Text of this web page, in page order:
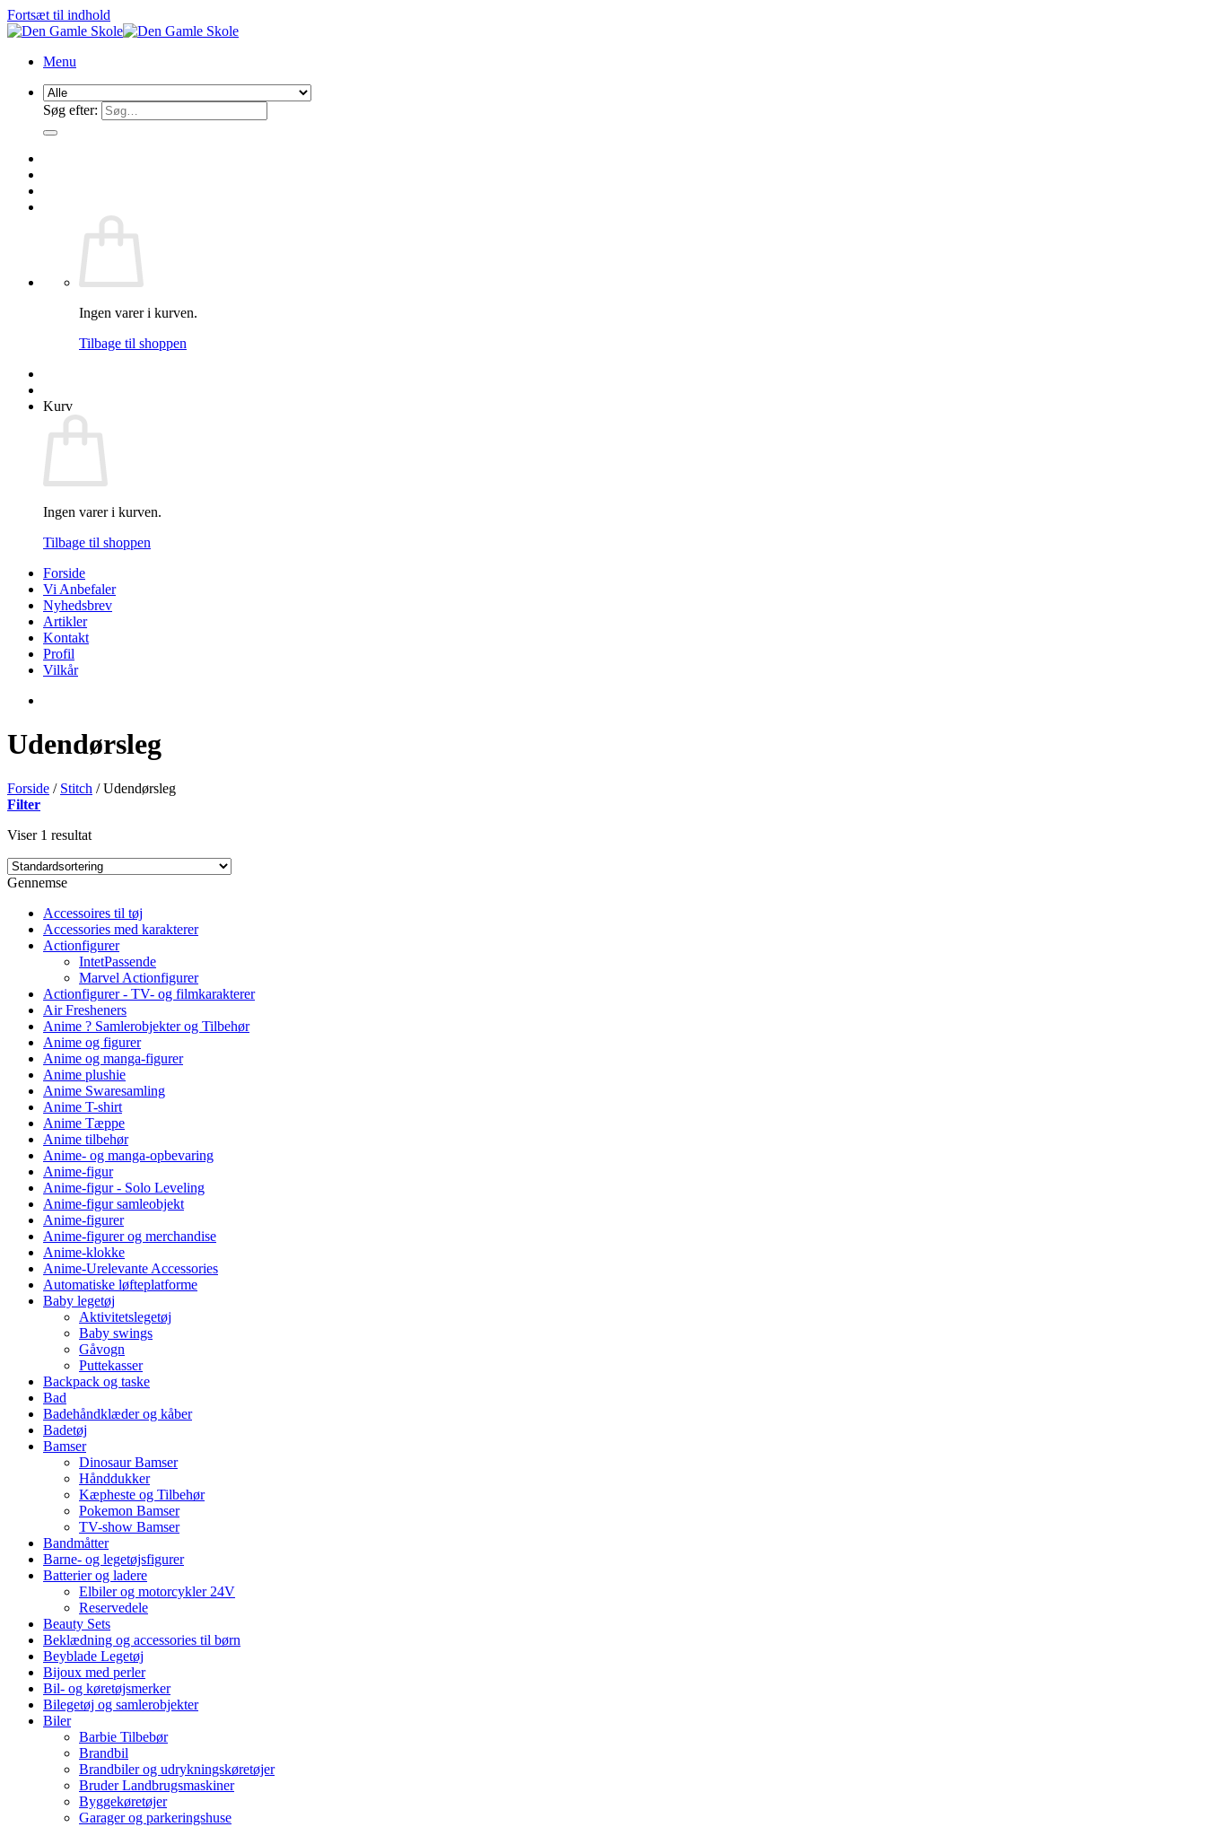
Fortsæt til indhold
Menu
Søg efter:
Ingen varer i kurven.
Tilbage til shoppen
Kurv
Ingen varer i kurven.
Tilbage til shoppen
Forside
Vi Anbefaler
Nyhedsbrev
Artikler
Kontakt
Profil
Vilkår
Udendørsleg
Forside / Stitch /Udendørsleg
Filter
Viser 1 resultat
Gennemse
Accessoires til tøj
Accessories med karakterer
Actionfigurer
IntetPassende
Marvel Actionfigurer
Actionfigurer - TV- og filmkarakterer
Air Fresheners
Anime ? Samlerobjekter og Tilbehør
Anime og figurer
Anime og manga-figurer
Anime plushie
Anime Swaresamling
Anime T-shirt
Anime Tæppe
Anime tilbehør
Anime- og manga-opbevaring
Anime-figur
Anime-figur - Solo Leveling
Anime-figur samleobjekt
Anime-figurer
Anime-figurer og merchandise
Anime-klokke
Anime-Urelevante Accessories
Automatiske løfteplatforme
Baby legetøj
Aktivitetslegetøj
Baby swings
Gåvogn
Puttekasser
Backpack og taske
Bad
Badehåndklæder og kåber
Badetøj
Bamser
Dinosaur Bamser
Hånddukker
Kæpheste og Tilbehør
Pokemon Bamser
TV-show Bamser
Bandmåtter
Barne- og legetøjsfigurer
Batterier og ladere
Elbiler og motorcykler 24V
Reservedele
Beauty Sets
Beklædning og accessories til børn
Beyblade Legetøj
Bijoux med perler
Bil- og køretøjsmerker
Bilegetøj og samlerobjekter
Biler
Barbie Tilbebør
Brandbil
Brandbiler og udrykningskøretøjer
Bruder Landbrugsmaskiner
Byggekøretøjer
Garager og parkeringshuse